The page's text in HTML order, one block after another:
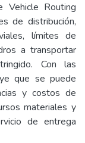
Routing
de distribución,
límites de
a transportar
Con las
que se puede
y costos de
materiales y
de entrega